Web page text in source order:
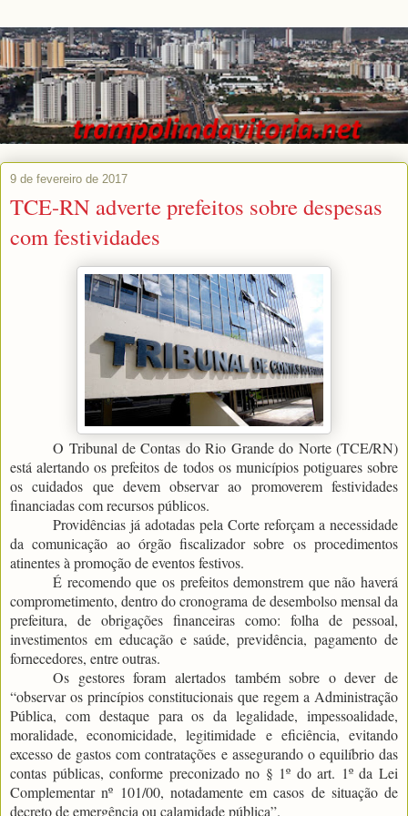
9 de fevereiro de 2017
TCE-RN adverte prefeitos sobre despesas
com festividades
O Tribunal de Contas do Rio Grande do Norte (TCE/RN)
está alertando os prefeitos de todos os municípios potiguares sobre
os cuidados que devem observar ao promoverem festividades
financiadas com recursos públicos.
Providências já adotadas pela Corte reforçam a necessidade
da comunicação ao órgão fiscalizador sobre os procedimentos
atinentes à promoção de eventos festivos.
É recomendo que os prefeitos demonstrem que não haverá
comprometimento, dentro do cronograma de desembolso mensal da
prefeitura, de obrigações financeiras como: folha de pessoal,
investimentos em educação e saúde, previdência, pagamento de
fornecedores, entre outras.
Os gestores foram alertados também sobre o dever de
“observar os princípios constitucionais que regem a Administração
Pública, com destaque para os da legalidade, impessoalidade,
moralidade, economicidade, legitimidade e eficiência, evitando
excesso de gastos com contratações e assegurando o equilíbrio das
contas públicas, conforme preconizado no § 1º do art. 1º da Lei
Complementar nº 101/00, notadamente em casos de situação de
decreto de emergência ou calamidade pública”.